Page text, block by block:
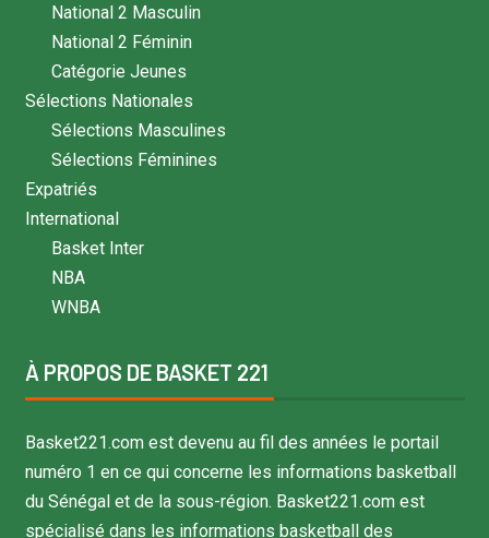
National 2 Masculin
National 2 Féminin
Catégorie Jeunes
Sélections Nationales
Sélections Masculines
Sélections Féminines
Expatriés
International
Basket Inter
NBA
WNBA
À PROPOS DE BASKET 221
Basket221.com est devenu au fil des années le portail
numéro 1 en ce qui concerne les informations basketball
du Sénégal et de la sous-région. Basket221.com est
spécialisé dans les informations basketball des